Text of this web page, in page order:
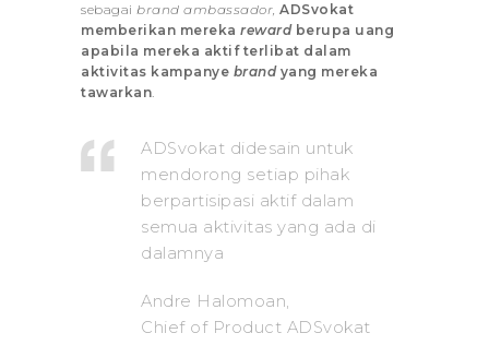
sebagai brand ambassador, ADSvokat
memberikan mereka rewardberupa uang
apabila mereka aktif terlibat dalam
aktivitas kampanye brand yang mereka
tawarkan.
ADSvokat didesain untuk
mendorong setiap pihak
berpartisipasi aktif dalam
semua aktivitas yang ada di
dalamnya
Andre Halomoan,
Chief of Product ADSvokat